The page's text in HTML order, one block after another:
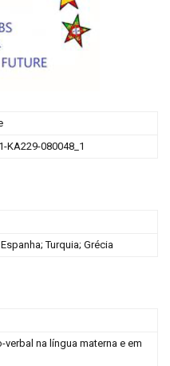
KA229-080048_1
Turquia; Grécia
na língua materna e em